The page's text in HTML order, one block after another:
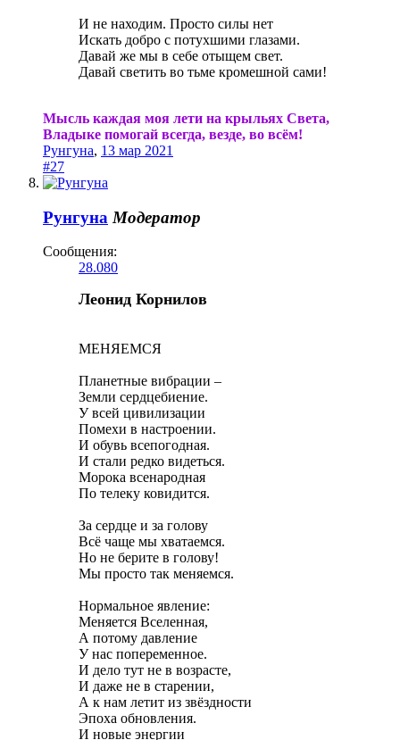
И не находим. Просто силы нет
Искать добро с потухшими глазами.
Давай же мы в себе отыщем свет.
Давай светить во тьме кромешной сами!
Мысль каждая моя лети на крыльях Света,
Владыке помогай всегда, везде, во всём!
Рунгуна, 13 мар 2021
#27
Рунгуна Модератор
Сообщения:
28.080
Леонид Корнилов
МЕНЯЕМСЯ
Планетные вибрации –
Земли сердцебиение.
У всей цивилизации
Помехи в настроении.
И обувь всепогодная.
И стали редко видеться.
Морока всенародная
По телеку ковидится.
За сердце и за голову
Всё чаще мы хватаемся.
Но не берите в голову!
Мы просто так меняемся.
Нормальное явление:
Меняется Вселенная,
А потому давление
У нас попеременное.
И дело тут не в возрасте,
И даже не в старении,
А к нам летит из звёздности
Эпоха обновления.
И новые энергии